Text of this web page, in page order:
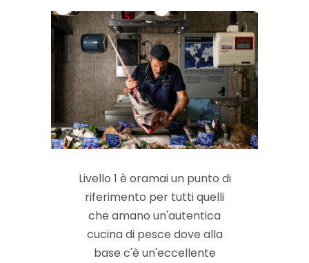
Livello 1 è oramai un punto di
riferimento per tutti quelli
che amano un'autentica
cucina di pesce dove alla
base c'è un'eccellente